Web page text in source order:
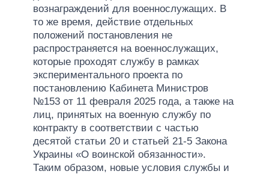
вознаграждений для военнослужащих. В
то же время, действие отдельных
положений постановления не
распространяется на военнослужащих,
которые проходят службу в рамках
экспериментального проекта по
постановлению Кабинета Министров
№153 от 11 февраля 2025 года, а также на
лиц, принятых на военную службу по
контракту в соответствии с частью
десятой статьи 20 и статьей 21-5 Закона
Украины «О воинской обязанности».
Таким образом, новые условия службы и